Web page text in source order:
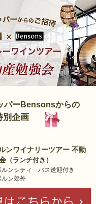
パーBensonsからの
別企画
ンワイナリーツアー 不動
（ランチ付き）
ルンシティ バス送迎付き
ルン郊外
はこちらから